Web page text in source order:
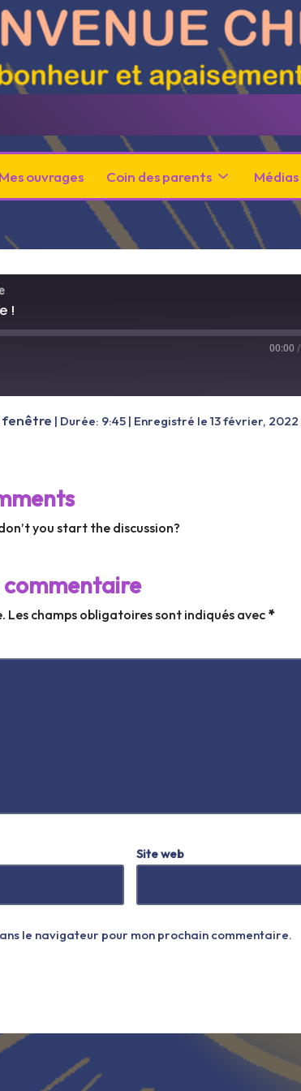
Mes ouvrages Coin des parents Médias
!
00:00 /
fenêtre | Durée: 9:45 | Enregistré le 13 février, 2022
you start the discussion?
commentaire
Les champs obligatoires sont indiqués avec *
Site web
le navigateur pour mon prochain commentaire.